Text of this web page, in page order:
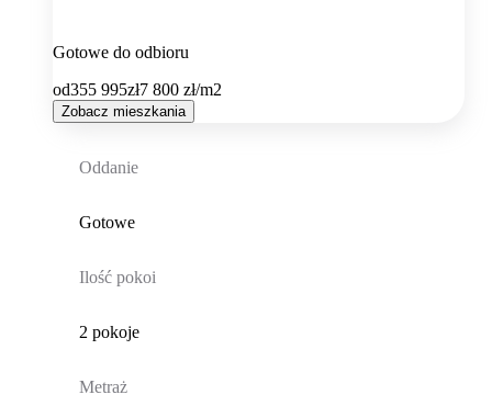
Gotowe do odbioru
od355 995zł7 800 zł/m2
Zobacz mieszkania
Oddanie
Gotowe
Ilość pokoi
2 pokoje
Metraż